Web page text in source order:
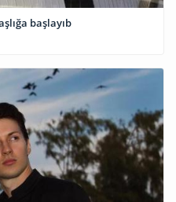
başlayıb